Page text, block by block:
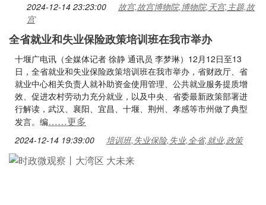
2024-12-14 23:23:00
故宫,故宫博物院,博物院,天宫,主题,故
宫
全省就业和失业保险政策培训班在我市举办
十堰广电讯（全媒体记者 徐静 通讯员 李梦琳）12月12日至13
日，全省就业和失业保险政策培训班在我市举办，省财政厅、省
就业中心相关负责人就补助资金使用管理、公共就业服务提质增
效、促进农村劳动力充分就业，以及中央、省委最新政策部署进
行解读，武汉、襄阳、宜昌、十堰、荆州、孝感等市州做了典型
发言。编……更多
2024-12-14 19:39:00 培训班,失业保险,失业,全省,就业,政策